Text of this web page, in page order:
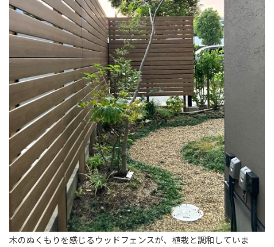
木のぬくもりを感じるウッドフェンスが、植栽と調和していま